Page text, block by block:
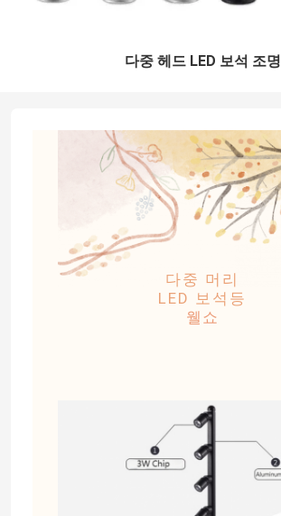
다중 헤드 LED 보석 조명
다중 머리
LED 보석등
웰쇼